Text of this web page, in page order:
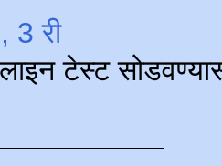
3 री
टेस्ट